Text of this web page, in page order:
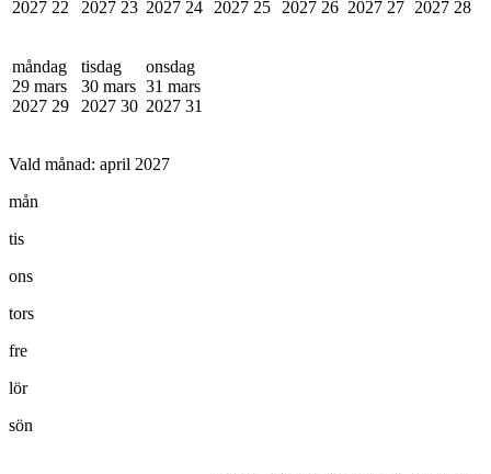
2027 22
2027 23 2027 24
2027 25
2027 26 2027 27 2027 28
måndag
29 mars
2027 29
tisdag
30 mars
2027 30
onsdag
31 mars
2027 31
Vald månad: april 2027
mån
tis
ons
tors
fre
lör
sön